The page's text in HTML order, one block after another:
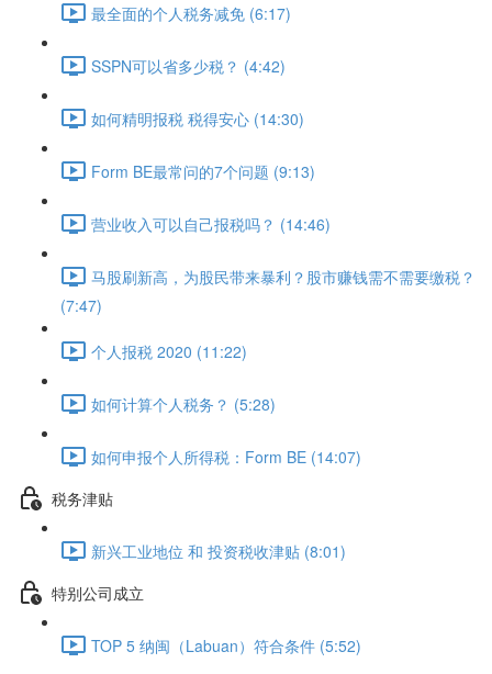
最全面的个人税务减免 (6:17)
SSPN可以省多少税？ (4:42)
如何精明报税 税得安心 (14:30)
Form BE最常问的7个问题 (9:13)
营业收入可以自己报税吗？ (14:46)
马股刷新高，为股民带来暴利？股市赚钱需不需要缴税？
(7:47)
个人报税 2020 (11:22)
如何计算个人税务？ (5:28)
如何申报个人所得税：Form BE (14:07)
税务津贴
新兴工业地位 和 投资税收津贴 (8:01)
特别公司成立
TOP 5 纳闽（Labuan）符合条件 (5:52)